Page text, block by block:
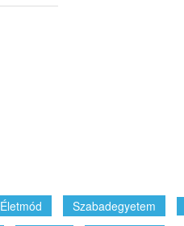
Életmód Szabadegyetem